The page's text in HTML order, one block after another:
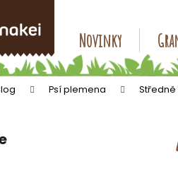
Novinky
Psí plemena